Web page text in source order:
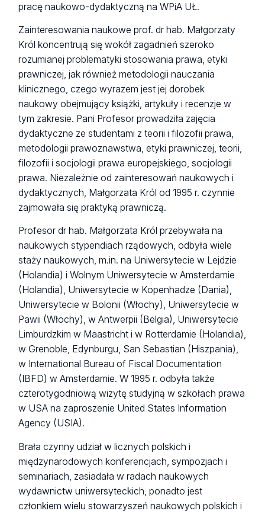
pracę naukowo-dydaktyczną na WPiA UŁ.
Zainteresowania naukowe prof. dr hab. Małgorzaty
Król koncentrują się wokół zagadnień szeroko
rozumianej problematyki stosowania prawa, etyki
prawniczej, jak również metodologii nauczania
klinicznego, czego wyrazem jest jej dorobek
naukowy obejmujący książki, artykuły i recenzje w
tym zakresie. Pani Profesor prowadziła zajęcia
dydaktyczne ze studentami z teorii i filozofii prawa,
metodologii prawoznawstwa, etyki prawniczej, teorii,
filozofii i socjologii prawa europejskiego, socjologii
prawa. Niezależnie od zainteresowań naukowych i
dydaktycznych, Małgorzata Król od 1995 r. czynnie
zajmowała się praktyką prawniczą.
Profesor dr hab. Małgorzata Król przebywała na
naukowych stypendiach rządowych, odbyła wiele
staży naukowych, m.in. na Uniwersytecie w Lejdzie
(Holandia) i Wolnym Uniwersytecie w Amsterdamie
(Holandia), Uniwersytecie w Kopenhadze (Dania),
Uniwersytecie w Bolonii (Włochy), Uniwersytecie w
Pawii (Włochy), w Antwerpii (Belgia), Uniwersytecie
Limburdzkim w Maastricht i w Rotterdamie (Holandia),
w Grenoble, Edynburgu, San Sebastian (Hiszpania),
w International Bureau of Fiscal Documentation
(IBFD) w Amsterdamie. W 1995 r. odbyła także
czterotygodniową wizytę studyjną w szkołach prawa
w USA na zaproszenie United States Information
Agency (USIA).
Brała czynny udział w licznych polskich i
międzynarodowych konferencjach, sympozjach i
seminariach, zasiadała w radach naukowych
wydawnictw uniwersyteckich, ponadto jest
członkiem wielu stowarzyszeń naukowych polskich i